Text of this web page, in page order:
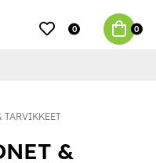
0 0
TARVIKKEET
&